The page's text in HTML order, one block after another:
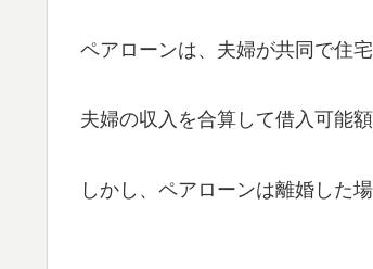
ペアローンは、夫婦が共同で住
夫婦の収入を合算して借入可能
しかし、ペアローンは離婚した